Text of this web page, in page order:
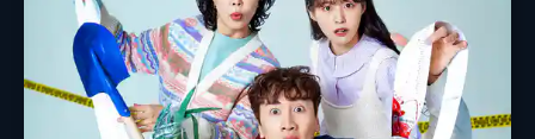
懲戒目録を見た行政官が、オ中隊長の厳しい
やり方に異議を唱えていた。
36分
第１０話 １等兵 キム･ドンウ
ドンウは除隊間近の兵長、チャ・フンに指示